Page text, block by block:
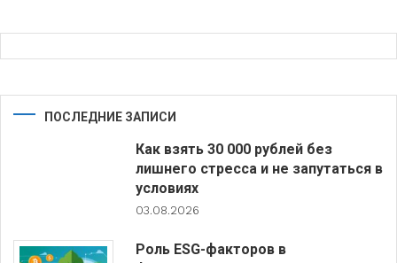
ПОСЛЕДНИЕ ЗАПИСИ
Как взять 30 000 рублей без
лишнего стресса и не запутаться в
условиях
03.08.2026
Роль ESG-факторов в